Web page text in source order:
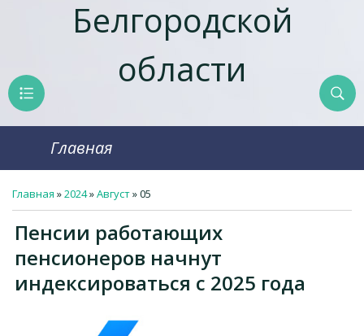
Белгородской
области
Главная
Главная »2024»Август»05
Пенсии работающих
пенсионеров начнут
индексироваться с 2025 года